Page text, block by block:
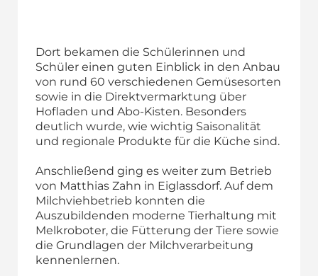
Dort bekamen die Schülerinnen und
Schüler einen guten Einblick in den Anbau
von rund 60 verschiedenen Gemüsesorten
sowie in die Direktvermarktung über
Hofladen und Abo-Kisten. Besonders
deutlich wurde, wie wichtig Saisonalität
und regionale Produkte für die Küche sind.
Anschließend ging es weiter zum Betrieb
von Matthias Zahn in Eiglassdorf. Auf dem
Milchviehbetrieb konnten die
Auszubildenden moderne Tierhaltung mit
Melkroboter, die Fütterung der Tiere sowie
die Grundlagen der Milchverarbeitung
kennenlernen.